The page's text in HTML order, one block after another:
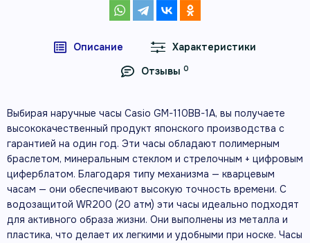
Описание
Характеристики
Отзывы 0
Выбирая наручные часы Casio GM-110BB-1A, вы получаете
высококачественный продукт японского производства с
гарантией на один год. Эти часы обладают полимерным
браслетом, минеральным стеклом и стрелочным + цифровым
циферблатом. Благодаря типу механизма — кварцевым
часам — они обеспечивают высокую точность времени. С
водозащитой WR200 (20 атм) эти часы идеально подходят
для активного образа жизни. Они выполнены из металла и
пластика, что делает их легкими и удобными при носке. Часы